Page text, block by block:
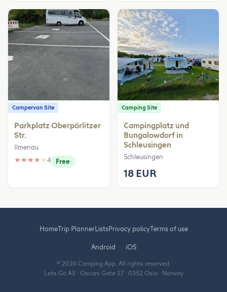
Campervan Site
Parkplatz Oberpörlitzer
Str.
Ilmenau
★ ★ ★ ★ ★ 4 Free
Camping Site
Campingplatz und
Bungalowdorf in
Schleusingen
Schleusingen
18 EUR
HomeTrip PlannerListsPrivacy policyTerms of use
Android iOS
© 2026 Camping App. All rights reserved.
Lets Go AS · Oscars Gate 27 · 0352 Oslo · Norway